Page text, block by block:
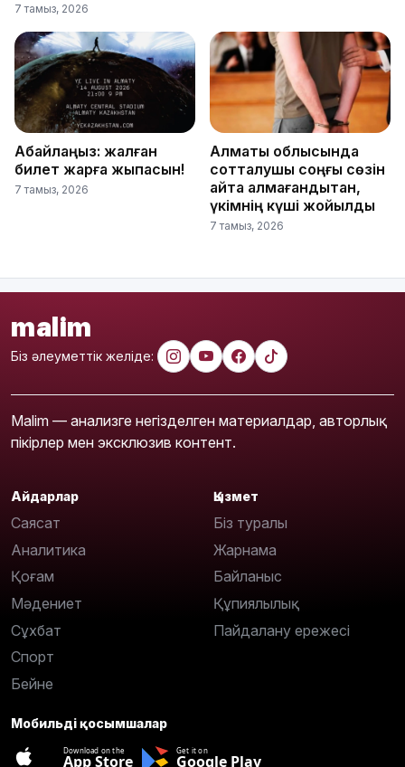
7 тамыз, 2026
Абайлаңыз: жалған
билет жарға жықпасын!
7 тамыз, 2026
Алматы облысында
сотталушы соңғы сөзін
айта алмағандықтан,
үкімнің күші жойылды
7 тамыз, 2026
malim
Біз әлеуметтік желіде:
Malim — анализге негізделген материалдар, авторлық
пікірлер мен эксклюзив контент.
Айдарлар
Саясат
Аналитика
Қоғам
Мәдениет
Сұхбат
Спорт
Бейне
Қызмет
Біз туралы
Жарнама
Байланыс
Құпиялылық
Пайдалану ережесі
Мобильді қосымшалар
Download on the
App Store
Get it on
Google Play